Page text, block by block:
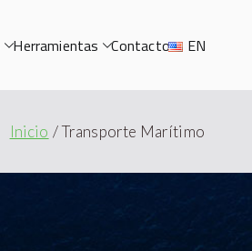
Herramientas Contacto EN
Inicio Transporte Marítimo